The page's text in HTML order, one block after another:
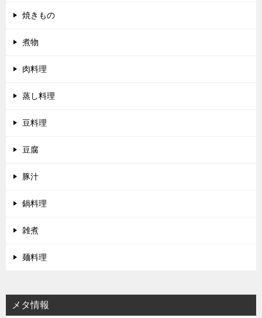
焼きもの
煮物
肉料理
蒸し料理
豆料理
豆腐
豚汁
鍋料理
雑煮
麺料理
メタ情報